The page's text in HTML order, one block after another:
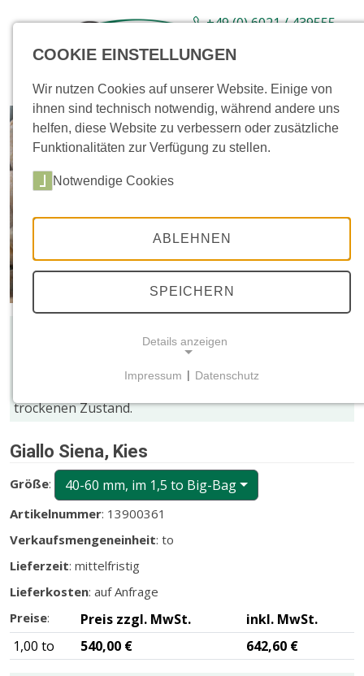
+49 (0) 6021 / 439555-
Sortiment Neuware Aktionsartikel
Bildern stellen keinen Mangel dar!
Im nassen Zustand erscheinen z.B. Struktur und
Farbnuancen meist kräftiger und dunkler als im
trockenen Zustand.
Giallo Siena, Kies
Größe: 40-60 mm, im 1,5 to Big-Bag
Artikelnummer: 13900361
Verkaufsmengeneinheit: to
Lieferzeit: mittelfristig
Lieferkosten: auf Anfrage
Preise: Preis zzgl. MwSt.
inkl. MwSt.
1,00 to
540,00 € 642,60 €
COOKIE EINSTELLUNGEN
Wir nutzen Cookies auf unserer Website. Einige von
ihnen sind technisch notwendig, während andere uns
helfen, diese Website zu verbessern oder zusätzliche
Funktionalitäten zur Verfügung zu stellen.
Notwendige Cookies
ABLEHNEN
SPEICHERN
Details anzeigen
Notwendige Cookies ermöglichen grundlegende
der Website erforderlich.
CMS (Content Management System)
TYPO3
Name:
fe_typo_user
Zweck:
Anwenders gesetzt. Es bietet dem Anwender
bessere Bedienerführung, z.B. bei den Formularen
und im Sortiment
Impressum | Datenschutz